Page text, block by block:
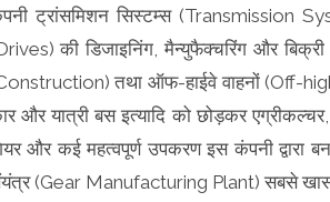
ट्रांसमिशन सिस्टम्स (Transmission
की डिजाइनिंग, मैन्युफैक्चरिंग और
तथा ऑफ-हाईवे वाहनों (Off-
और यात्री बस इत्यादि को छोड़कर
और कई महत्वपूर्ण उपकरण इस कंपनी द्वारा
(Gear Manufacturing Plant) सबसे